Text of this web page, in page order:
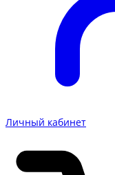
Личный кабинет